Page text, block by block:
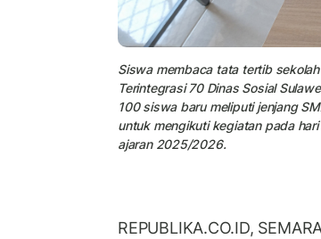
Siswa membaca tata tertib
Terintegrasi 70 Dinas Sosial
100 siswa baru meliputi jenjang
untuk mengikuti kegiatan pada
ajaran 2025/2026.
REPUBLIKA.CO.ID,